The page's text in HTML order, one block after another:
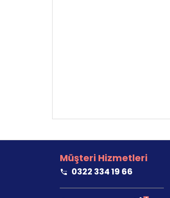
Müşteri Hizmetleri
0322 334 19 66